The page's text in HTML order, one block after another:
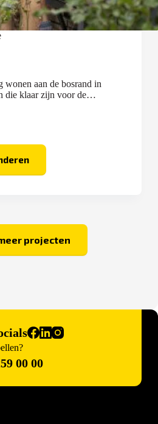
wonen aan de bosrand in
die klaar zijn voor de
projecten
00 00